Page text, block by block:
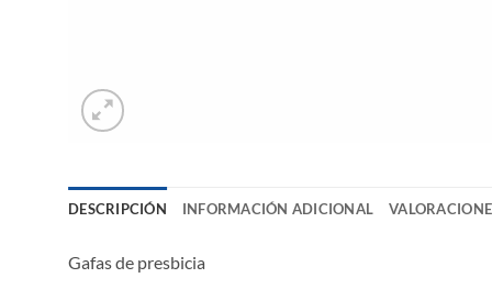
DESCRIPCIÓN INFORMACIÓN ADICIONAL
Gafas de presbicia